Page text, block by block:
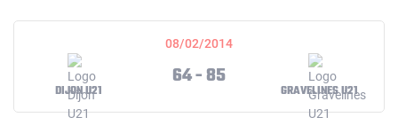
08/02/2014
DIJON U21
64 - 85
GRAVELINES U21